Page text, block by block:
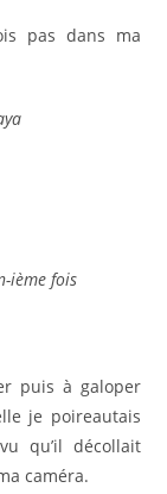
pas dans ma
ième fois
puis à galoper
je poireautais
qu’il décollait
caméra.